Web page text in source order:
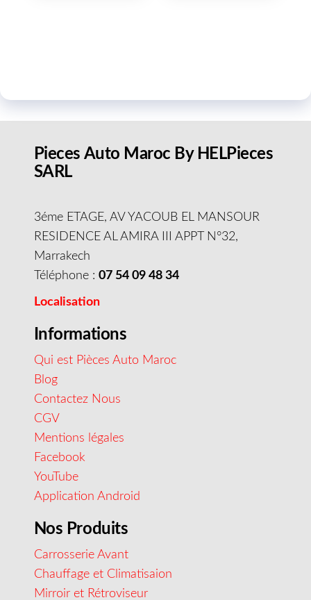
Pieces Auto Maroc By HELPieces
SARL
3éme ETAGE, AV YACOUB EL MANSOUR
RESIDENCE AL AMIRA III APPT N°32,
Marrakech
Téléphone : 07 54 09 48 34
Localisation
Informations
Qui est Pièces Auto Maroc
Blog
Contactez Nous
CGV
Mentions légales
Facebook
YouTube
Application Android
Nos Produits
Carrosserie Avant
Chauffage et Climatisaion
Mirroir et Rétroviseur